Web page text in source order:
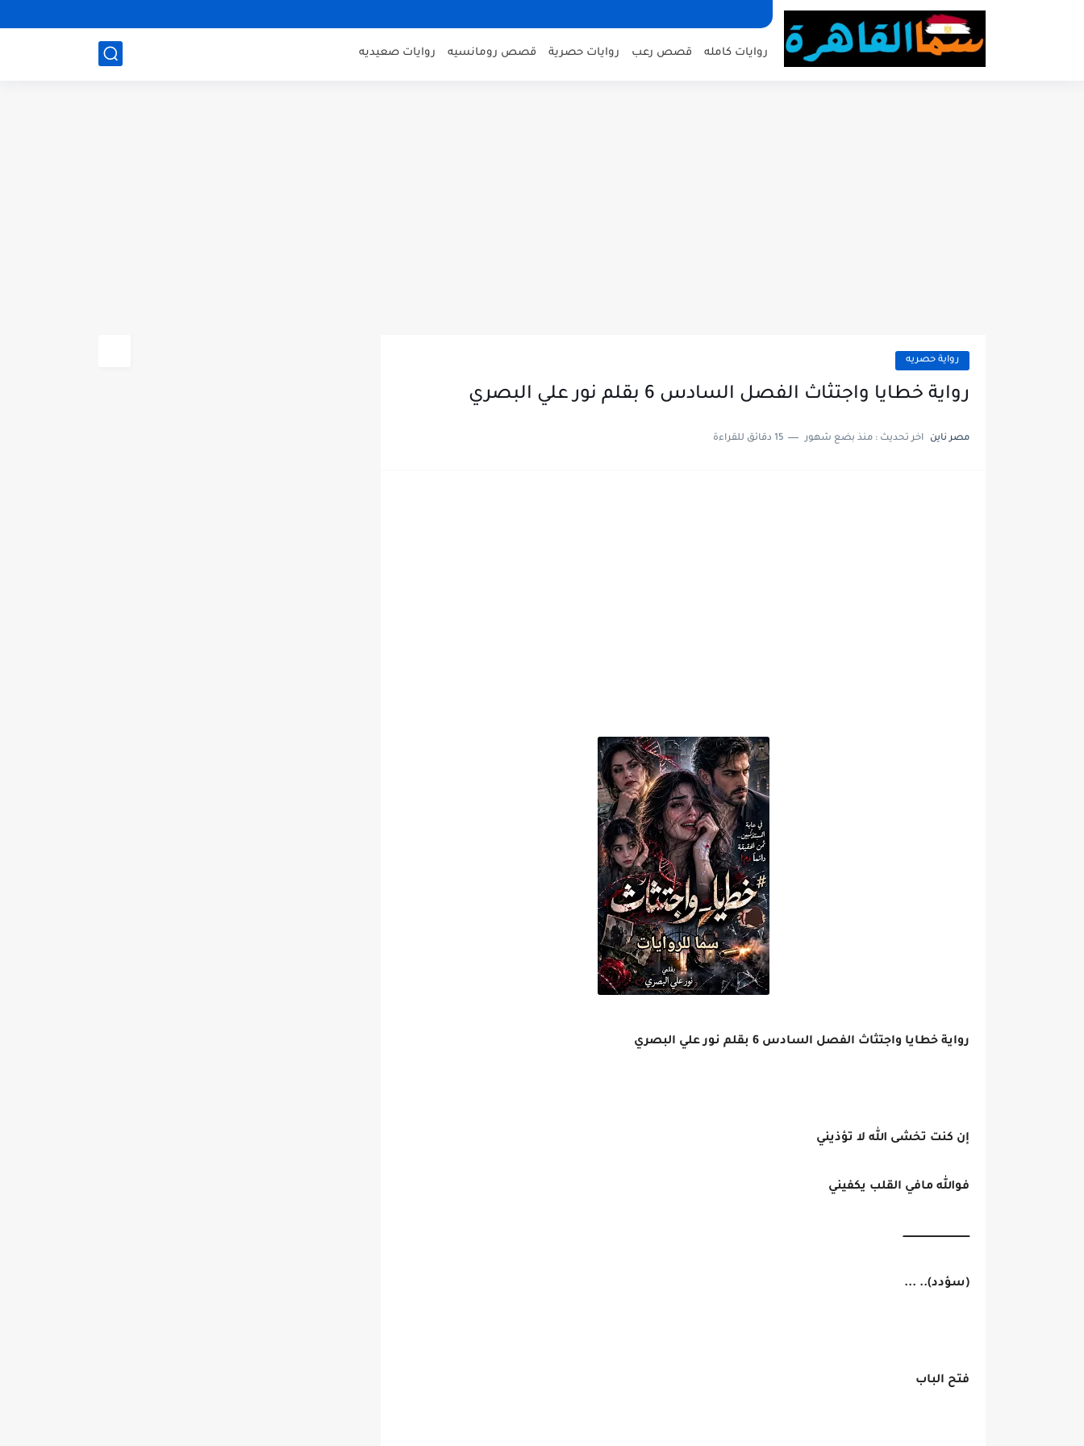
روايات كامله قصص رعب روايات حصرية قصص رومانسيه روايات صعيديه
رواية حصريه
رواية خطايا واجتثاث الفصل السادس 6 بقلم نور علي البصري
مصر ناين اخر تحديث : منذ بضع شهور 15 دقائق للقراءة
رواية خطايا واجتثاث الفصل السادس 6 بقلم نور علي البصري
إن كنت تخشى الله لا تؤذيني
فوالله مافي القلب يكفيني
ـــــــــــــــــــــــــــــــــــــــــ
(سؤدد).. ...
فتح الباب